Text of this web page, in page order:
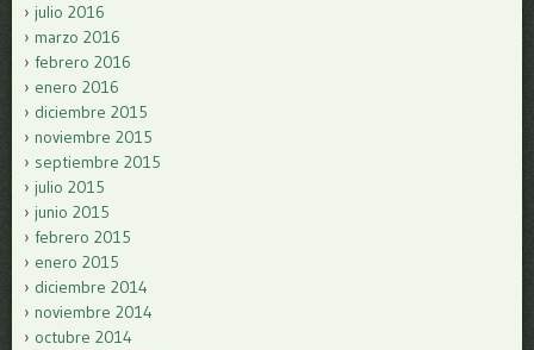
julio 2016
marzo 2016
febrero 2016
enero 2016
diciembre 2015
noviembre 2015
septiembre 2015
julio 2015
junio 2015
febrero 2015
enero 2015
diciembre 2014
noviembre 2014
octubre 2014